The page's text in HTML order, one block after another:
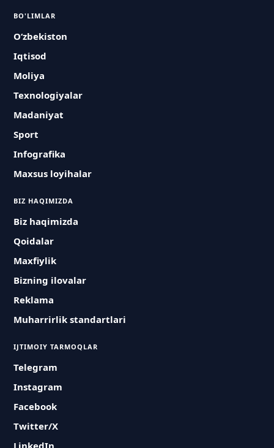
BO'LIMLAR
O‘zbekiston
Iqtisod
Moliya
Texnologiyalar
Madaniyat
Sport
Infografika
Maxsus loyihalar
BIZ HAQIMIZDA
Biz haqimizda
Qoidalar
Maxfiylik
Bizning ilovalar
Reklama
Muharrirlik standartlari
IJTIMOIY TARMOQLAR
Telegram
Instagram
Facebook
Twitter/X
LinkedIn